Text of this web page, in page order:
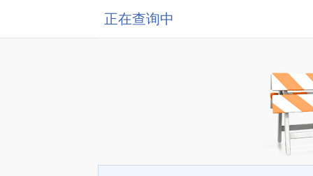
正在查询中